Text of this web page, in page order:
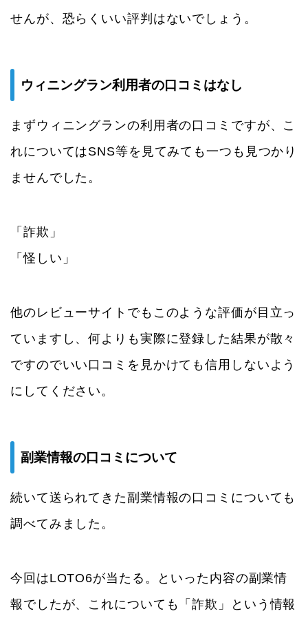
せんが、恐らくいい評判はないでしょう。
ウィニングラン利用者の口コミはなし
まずウィニングランの利用者の口コミですが、こ
れについてはSNS等を見てみても一つも見つかり
ませんでした。
「詐欺」
「怪しい」
他のレビューサイトでもこのような評価が目立っ
ていますし、何よりも実際に登録した結果が散々
ですのでいい口コミを見かけても信用しないよう
にしてください。
副業情報の口コミについて
続いて送られてきた副業情報の口コミについても
調べてみました。
今回はLOTO6が当たる。といった内容の副業情
報でしたが、これについても「詐欺」という情報